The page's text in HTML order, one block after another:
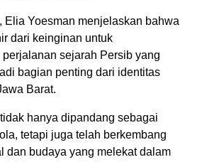
Elia Yoesman menjelaskan bahwa
dari keinginan untuk
sejarah Persib yang
bagian penting dari identitas
Barat.
hanya dipandang sebagai
tetapi juga telah berkembang
dan budaya yang melekat dalam